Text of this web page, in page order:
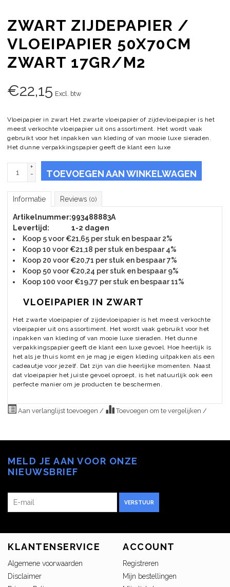
ZWART ZIJDEPAPIER /
VLOEIPAPIER 50X70CM
ZWART 17GR/M2
€22,15 Excl. btw
Vloeipapier in zwart Het zwarte vloeipapier of zijdevloeipapier is het
meest verkochte vloeipapier uit ons assortiment. Het wordt vaak
gebruikt voor het inpakken van kleding of van mooie luxe sieraden.
Het dunne verpakkingspapier geeft de klant een luxe
+
-
TOEVOEGEN AAN WINKELWAGEN
Informatie Reviews (0)
Artikelnummer:993488883A
Levertijd:
1-2 dagen
Koop 5 voor €21,65 per stuk en bespaar 2%
Koop 10 voor €21,18 per stuk en bespaar 4%
Koop 20 voor €20,71 per stuk en bespaar 7%
Koop 50 voor €20,24 per stuk en bespaar 9%
Koop 100 voor €19,77 per stuk en bespaar 11%
VLOEIPAPIER IN ZWART
Het zwarte vloeipapier of zijdevloeipapier is het meest verkochte
vloeipapier uit ons assortiment. Het wordt vaak gebruikt voor het
inpakken van kleding of van mooie luxe sieraden. Het dunne
verpakkingspapier geeft de klant een luxe gevoel. Hoe heerlijk is
het als je thuis komt en je mag je eigen kleding uitpakken als een
cadeautje voor jezelf. Dat zijn van die heerlijke momenten. Naast
dat vloeipapier het juiste gevoel oproept, is het natuurlijk ook een
perfecte manier om je producten te beschermen.
Aan verlanglijst toevoegen / Toevoegen om te vergelijken /
MELD JE AAN VOOR ONZE
NIEUWSBRIEF
VERSTUUR
KLANTENSERVICE
Algemene voorwaarden
Disclaimer
ACCOUNT
Registreren
Mijn bestellingen